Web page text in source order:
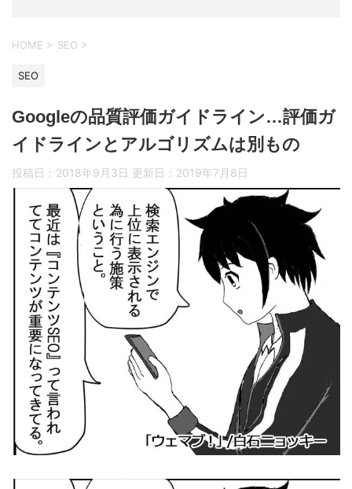
HOME > SEO >
SEO
Googleの品質評価ガイドライン…評価ガ
イドラインとアルゴリズムは別もの
投稿日：2018年9月3日 更新日： 2019年7月8日